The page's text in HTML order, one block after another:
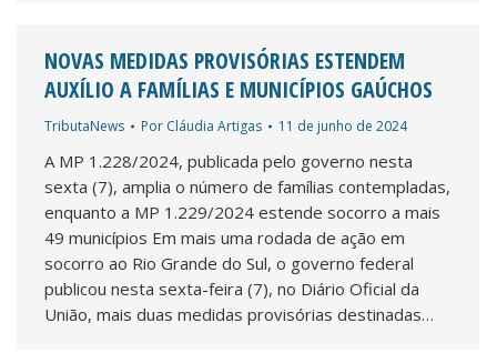
NOVAS MEDIDAS PROVISÓRIAS ESTENDEM
AUXÍLIO A FAMÍLIAS E MUNICÍPIOS GAÚCHOS
TributaNews Por Cláudia Artigas 11 de junho de 2024
A MP 1.228/2024, publicada pelo governo nesta
sexta (7), amplia o número de famílias contempladas,
enquanto a MP 1.229/2024 estende socorro a mais
49 municípios Em mais uma rodada de ação em
socorro ao Rio Grande do Sul, o governo federal
publicou nesta sexta-feira (7), no Diário Oficial da
União, mais duas medidas provisórias destinadas…